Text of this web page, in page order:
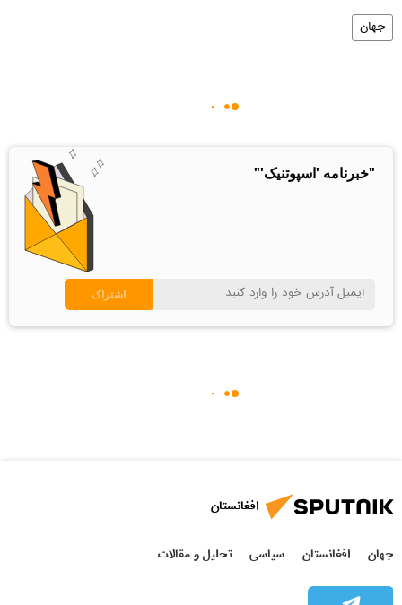
جهان
"خبرنامه 'اسپوتنیک'"
افغانستان
جهان افغانستان سیاسی تحلیل و مقالات